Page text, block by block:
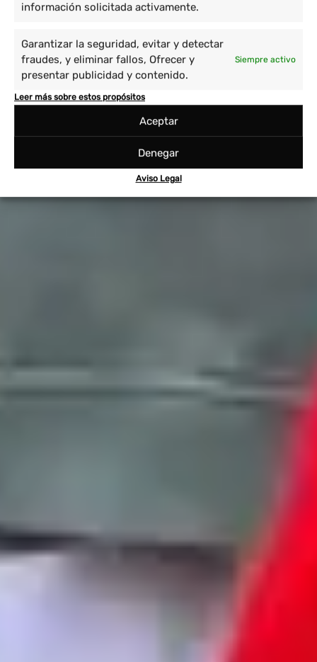
información solicitada activamente.
Garantizar la seguridad, evitar y detectar
fraudes, y eliminar fallos, Ofrecer y
presentar publicidad y contenido.
Siempre activo
Leer más sobre estos propósitos
Aceptar
Denegar
Aviso Legal